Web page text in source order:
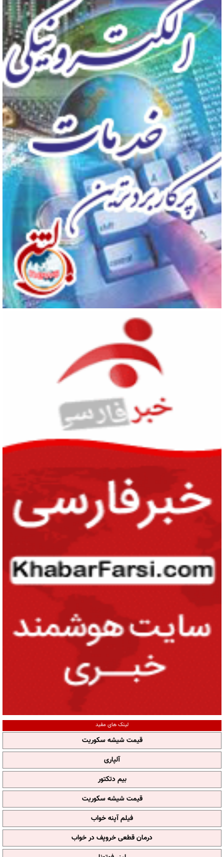
لینک های مفید
قیمت شیشه سکوریت
آلپاری
بیم دتکتور
قیمت شیشه سکوریت
فیلم آپنه خواب
درمان قطعی خروپف در خواب